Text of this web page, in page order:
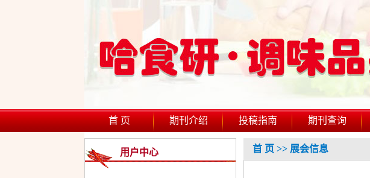
首 页 期刊介绍 投稿指南 期刊查询
首 页 >> 展会信息
用户中心